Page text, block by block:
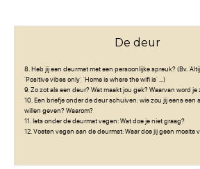
De deur
8. Heb jij een deurmat met een persoonlijke spreuk? (Bv.
'Positive vibes only', 'Home is where the wifi is' ...)
9. Zo zot als een deur? Wat maakt jou gek? Waarvan word
10. Een briefje onder de deur schuiven: wie zou jij eens een
willen geven? Waarom?
11. Iets onder de deurmat vegen: Wat doe je niet graag?
12. Voeten vegen aan de deurmat: Waar doe jij geen moeite